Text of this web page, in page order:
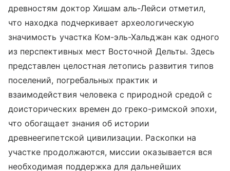
древностям доктор Хишам аль-Лейси отметил,
что находка подчеркивает археологическую
значимость участка Ком-эль-Хальджан как одного
из перспективных мест Восточной Дельты. Здесь
представлен целостная летопись развития типов
поселений, погребальных практик и
взаимодействия человека с природной средой с
доисторических времен до греко-римской эпохи,
что обогащает знания об истории
древнеегипетской цивилизации. Раскопки на
участке продолжаются, миссии оказывается вся
необходимая поддержка для дальнейших